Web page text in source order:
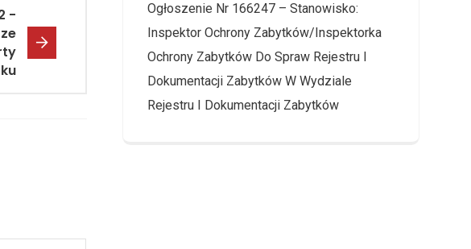
-
Ogłoszenie Nr 166247 – Stanowisko:
Inspektor Ochrony Zabytków/Inspektorka
Ochrony Zabytków Do Spraw Rejestru I
Dokumentacji Zabytków W Wydziale
Rejestru I Dokumentacji Zabytków